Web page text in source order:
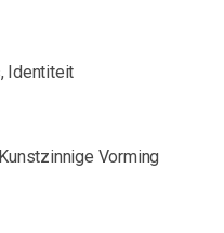
Identiteit
Vorming